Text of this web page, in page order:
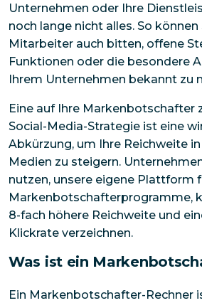
Unternehmen oder Ihre
noch lange nicht alles. So können
Mitarbeiter auch bitten, offene
Funktionen oder die besondere
Ihrem Unternehmen bekannt zu
Eine auf Ihre Markenbotschafter
Social-Media-Strategie ist eine
Abkürzung, um Ihre Reichweite
Medien zu steigern.
nutzen, unsere eigene Plattform
Markenbotschafterprogramme,
8-fach höhere Reichweite und
Klickrate verzeichnen.
Was ist ein
Ein Markenbotschafter-Rechner